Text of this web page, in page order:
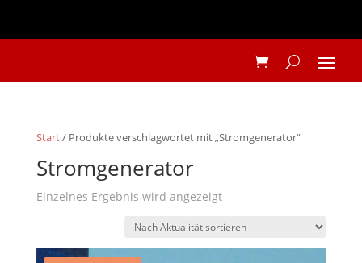
Start/ Produkte verschlagwortet mit „Stromgenerator“
Stromgenerator
Einzelnes Ergebnis wird angezeigt